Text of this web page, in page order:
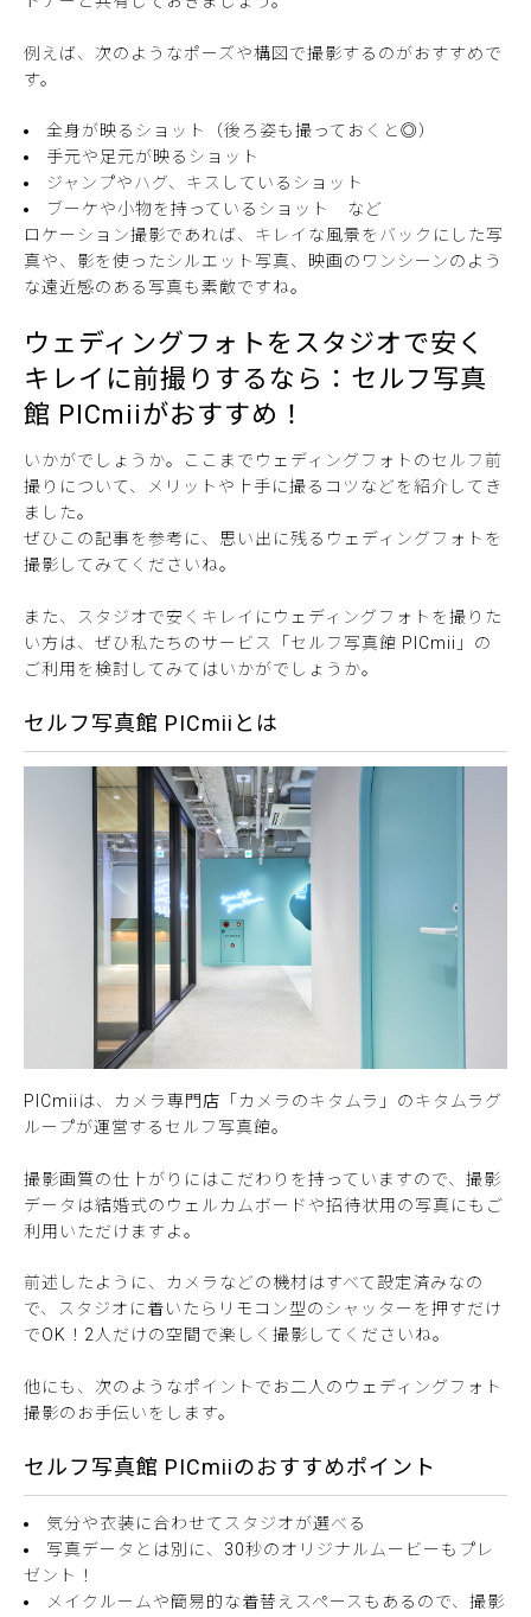
例えば、次のようなポーズや構図で撮影するのがおすすめで
す。
全身が映るショット（後ろ姿も撮っておくと◎）
手元や足元が映るショット
ジャンプやハグ、キスしているショット
ブーケや小物を持っているショット など
ロケーション撮影であれば、キレイな風景をバックにした写
真や、影を使ったシルエット写真、映画のワンシーンのよう
な遠近感のある写真も素敵ですね。
ウェディングフォトをスタジオで安く
キレイに前撮りするなら：セルフ写真
館 PICmiiがおすすめ！
いかがでしょうか。ここまでウェディングフォトのセルフ前
撮りについて、メリットや上手に撮るコツなどを紹介してき
ました。
ぜひこの記事を参考に、思い出に残るウェディングフォトを
撮影してみてくださいね。
また、スタジオで安くキレイにウェディングフォトを撮りた
い方は、ぜひ私たちのサービス「セルフ写真館 PICmii」の
ご利用を検討してみてはいかがでしょうか。
セルフ写真館 PICmiiとは
PICmiiは、カメラ専門店「カメラのキタムラ」のキタムラグ
ループが運営するセルフ写真館。
撮影画質の仕上がりにはこだわりを持っていますので、撮影
データは結婚式のウェルカムボードや招待状用の写真にもご
利用いただけますよ。
前述したように、カメラなどの機材はすべて設定済みなの
で、スタジオに着いたらリモコン型のシャッターを押すだけ
でOK！2人だけの空間で楽しく撮影してくださいね。
他にも、次のようなポイントでお二人のウェディングフォト
撮影のお手伝いをします。
セルフ写真館 PICmiiのおすすめポイント
気分や衣装に合わせてスタジオが選べる
写真データとは別に、30秒のオリジナルムービーもプレ
ゼント！
メイクルームや簡易的な着替えスペースもあるので、撮影